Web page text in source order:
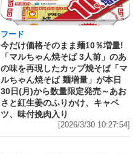
フード
今だけ価格そのまま麺10％増量!
「マルちゃん焼そば 3人前」のあ
の味を再現したカップ焼そば「マ
ルちゃん焼そば 麺増量」が本日
30日(月)から数量限定発売～あお
さと紅生姜のふりかけ、キャベ
ツ、味付挽肉入り
[2026/3/30 10:27:54]